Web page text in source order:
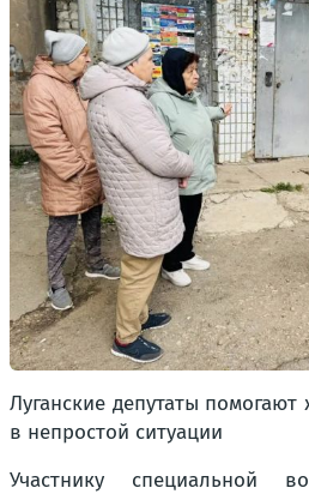
Луганские депутаты
в непростой ситуации
Участнику специальной